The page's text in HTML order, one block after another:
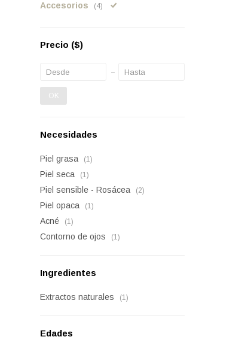
Accesorios (4)
Precio ($)
OK
Necesidades
Piel grasa (1)
Piel seca (1)
Piel sensible - Rosácea (2)
Piel opaca (1)
Acné (1)
Contorno de ojos (1)
Ingredientes
Extractos naturales (1)
Edades